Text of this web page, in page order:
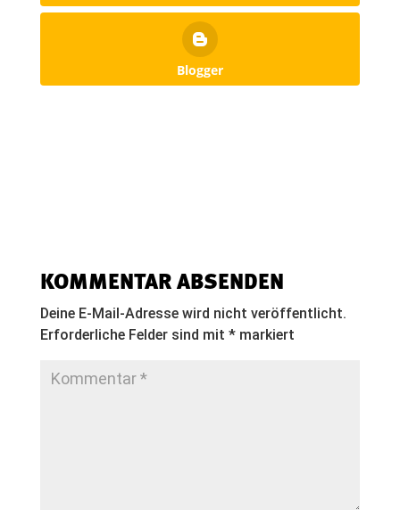
Blogger
KOMMENTAR ABSENDEN
Deine E-Mail-Adresse wird nicht veröffentlicht.
Erforderliche Felder sind mit *markiert